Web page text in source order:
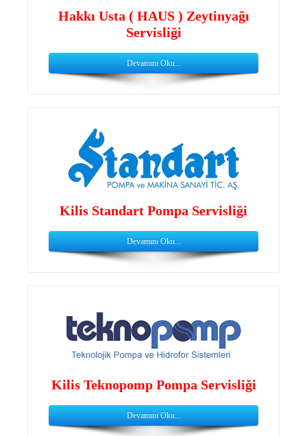
Hakkı Usta ( HAUS ) Zeytinyağı
Servisliği
Devamını Oku...
Kilis Standart Pompa Servisliği
Devamını Oku...
Kilis Teknopomp Pompa Servisliği
Devamını Oku...